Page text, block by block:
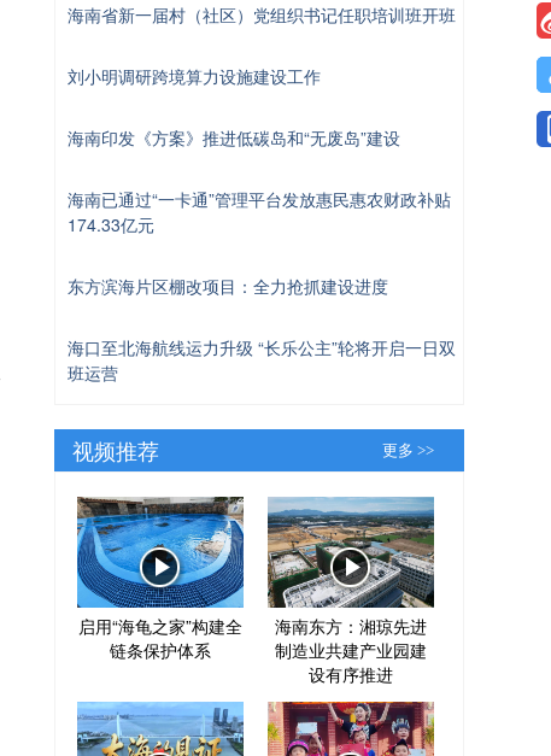
海南省新一届村（社区）党组织书记任职培训班开班
刘小明调研跨境算力设施建设工作
海南印发《方案》推进低碳岛和“无废岛”建设
海南已通过“一卡通”管理平台发放惠民惠农财政补贴
174.33亿元
东方滨海片区棚改项目：全力抢抓建设进度
海口至北海航线运力升级 “长乐公主”轮将开启一日双
班运营
视频推荐 更多 >>
启用“海龟之家”构建全
链条保护体系
海南东方：湘琼先进
制造业共建产业园建
设有序推进